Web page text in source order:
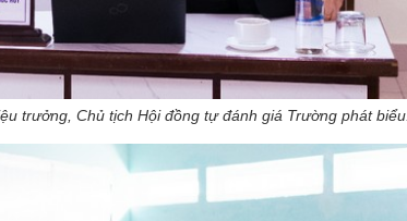
trưởng, Chủ tịch Hội đồng tự đánh giá Trường phát biểu.